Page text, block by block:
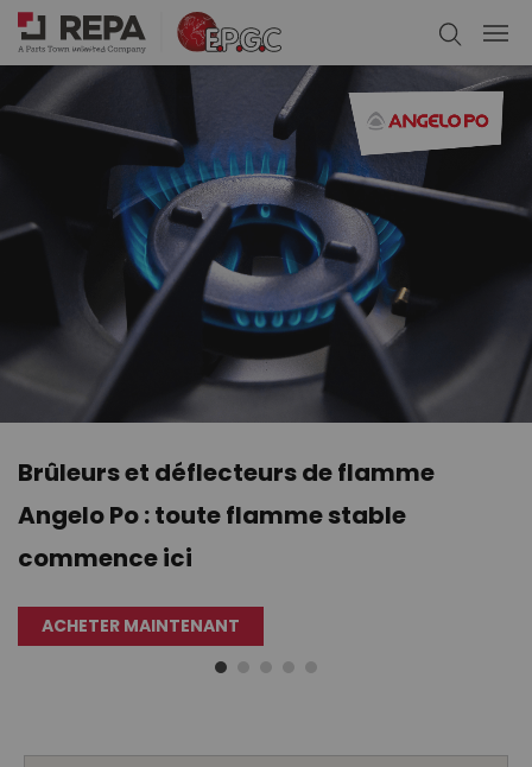
Bras de lavage Hobart : des
performances comme au premier